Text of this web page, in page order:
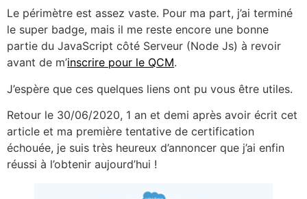
Le périmètre est assez vaste. Pour ma part, j’ai terminé
le super badge, mais il me reste encore une bonne
partie du JavaScript côté Serveur (Node Js) à revoir
avant de m’inscrire pour le QCM.
J’espère que ces quelques liens ont pu vous être utiles.
Retour le 30/06/2020, 1 an et demi après avoir écrit cet
article et ma première tentative de certification
échouée, je suis très heureux d’annoncer que j’ai enfin
réussi à l’obtenir aujourd’hui !